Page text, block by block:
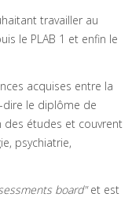
travailler au
le PLAB 1 et enfin le
acquises entre la
le diplôme de
des études et couvrent
psychiatrie,
board"et est